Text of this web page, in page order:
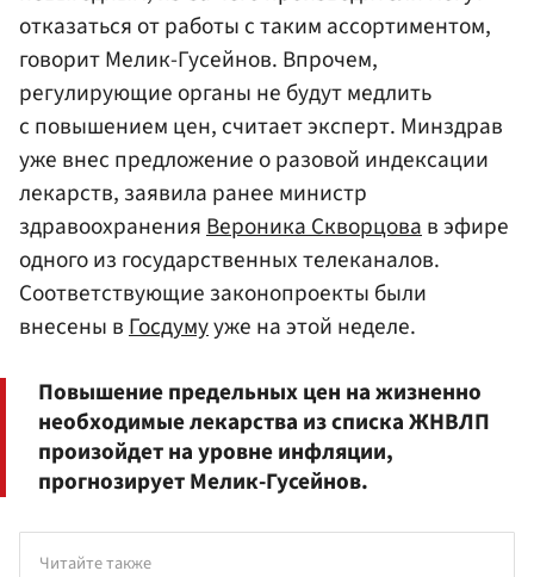
отказаться от работы с таким ассортиментом,
говорит Мелик-Гусейнов. Впрочем,
регулирующие органы не будут медлить
с повышением цен, считает эксперт. Минздрав
уже внес предложение о разовой индексации
лекарств, заявила ранее министр
здравоохраненияВероника Скворцовав эфире
одного из государственных телеканалов.
Соответствующие законопроекты были
внесены вГосдумууже на этой неделе.
Повышение предельных цен на жизненно
необходимые лекарства из списка ЖНВЛП
произойдет на уровне инфляции,
прогнозирует Мелик-Гусейнов.
Читайте также